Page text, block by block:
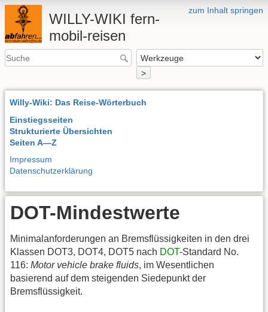
zum Inhalt springen
WILLY-WIKI fern-
mobil-reisen
>
Willy-Wiki: Das Reise-Wörterbuch
Einstiegsseiten
Strukturierte Übersichten
Seiten A—Z
Impressum
Datenschutzerklärung
DOT-Mindestwerte
Minimalanforderungen an Bremsflüssigkeiten in den drei
Klassen DOT3, DOT4, DOT5 nach DOT-Standard No.
116: Motor vehicle brake fluids, im Wesentlichen
basierend auf dem steigenden Siedepunkt der
Bremsflüssigkeit.